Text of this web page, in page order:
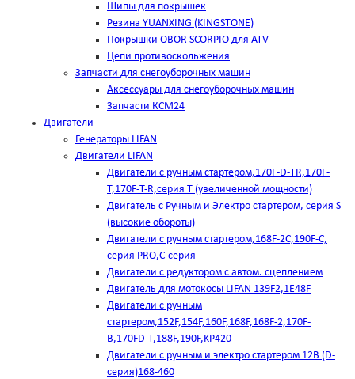
Шипы для покрышек
Резина YUANXING (KINGSTONE)
Покрышки OBOR SCORPIO для ATV
Цепи противоскольжения
Запчасти для снегоуборочных машин
Аксессуары для снегоуборочных машин
Запчасти КСМ24
Двигатели
Генераторы LIFAN
Двигатели LIFAN
Двигатели с ручным стартером,170F-D-TR,170F-
T,170F-T-R,серия Т (увеличенной мощности)
Двигатель с Ручным и Электро стартером, серия S
(высокие обороты)
Двигатели с ручным стартером,168F-2C,190F-C,
серия PRO,C-серия
Двигатели с редуктором с автом. сцеплением
Двигатель для мотокосы LIFAN 139F2,1E48F
Двигатели с ручным
стартером,152F,154F,160F,168F,168F-2,170F-
B,170FD-T,188F,190F,KP420
Двигатели с ручным и электро стартером 12В (D-
серия)168-460